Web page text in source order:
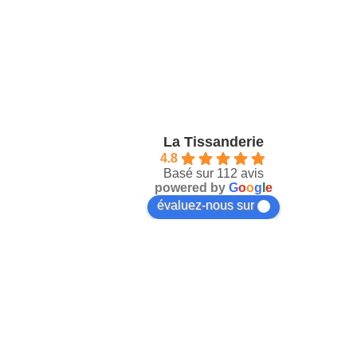
La Tissanderie
4.8
Basé sur 112 avis
powered by Goog e
évaluez-nous sur